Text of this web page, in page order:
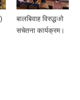
बालबिवाह विरुद्धको
सचेतना कार्यक्रम।